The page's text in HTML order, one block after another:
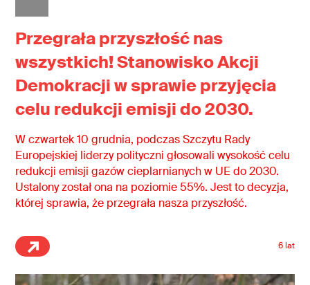
Przegrała przyszłość nas
wszystkich! Stanowisko Akcji
Demokracji w sprawie przyjęcia
celu redukcji emisji do 2030.
W czwartek 10 grudnia, podczas Szczytu Rady
Europejskiej liderzy polityczni głosowali wysokość celu
redukcji emisji gazów cieplarnianych w UE do 2030.
Ustalony został ona na poziomie 55%. Jest to decyzja,
której sprawia, że przegrała nasza przyszłość.
6 lat